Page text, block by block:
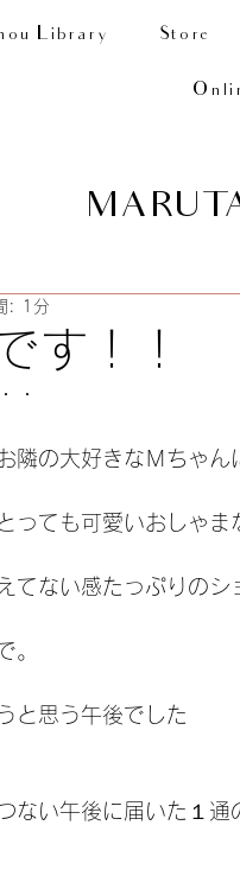
Library Store
す！！
: 1分
・
隣の大好きなＭちゃん
っても可愛いおしゃま
てない感たっぷりのシ
。
と思う午後でした
ない午後に届いた１通